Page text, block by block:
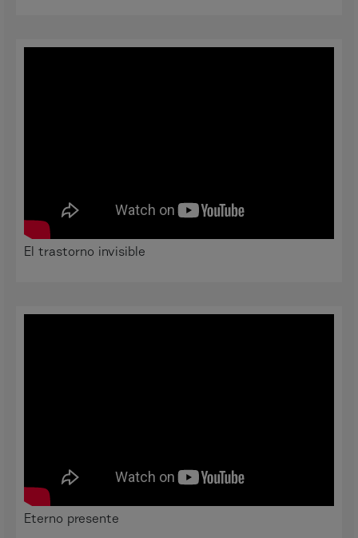
El trastorno invisible
Eterno presente